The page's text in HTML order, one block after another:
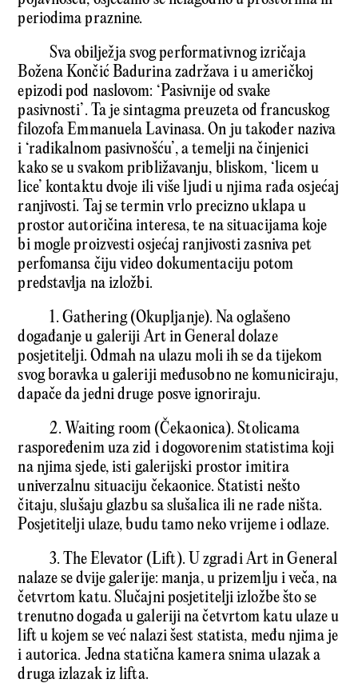
periodima praznine.
Sva obilježja svog performativnog izričaja
Božena Končić Badurina zadržava i u američkoj
epizodi pod naslovom: ‘Pasivnije od svake
pasivnosti’. Ta je sintagma preuzeta od francuskog
filozofa Emmanuela Lavinasa. On ju također naziva
i ‘radikalnom pasivnošću’, a temelji na činjenici
kako se u svakom približavanju, bliskom, ‘licem u
lice’ kontaktu dvoje ili više ljudi u njima rađa osjećaj
ranjivosti. Taj se termin vrlo precizno uklapa u
prostor autoričina interesa, te na situacijama koje
bi mogle proizvesti osjećaj ranjivosti zasniva pet
perfomansa čiju video dokumentaciju potom
predstavlja na izložbi.
1. Gathering (Okupljanje). Na oglašeno
događanje u galeriji Art in General dolaze
posjetitelji. Odmah na ulazu moli ih se da tijekom
svog boravka u galeriji međusobno ne komuniciraju,
dapače da jedni druge posve ignoriraju.
2. Waiting room (Čekaonica). Stolicama
raspoređenim uza zid i dogovorenim statistima koji
na njima sjede, isti galerijski prostor imitira
univerzalnu situaciju čekaonice. Statisti nešto
čitaju, slušaju glazbu sa slušalica ili ne rade ništa.
Posjetitelji ulaze, budu tamo neko vrijeme i odlaze.
3. The Elevator (Lift). U zgradi Art in General
nalaze se dvije galerije: manja, u prizemlju i veča, na
četvrtom katu. Slučajni posjetitelji izložbe što se
trenutno događa u galeriji na četvrtom katu ulaze u
lift u kojem se već nalazi šest statista, među njima je
i autorica. Jedna statična kamera snima ulazak a
druga izlazak iz lifta.